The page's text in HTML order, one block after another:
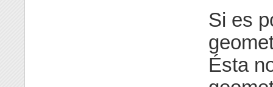
Si es
Ésta